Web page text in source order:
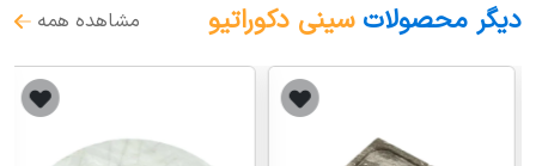
دیگر محصولاتسینی دکوراتیو مشاهده همه